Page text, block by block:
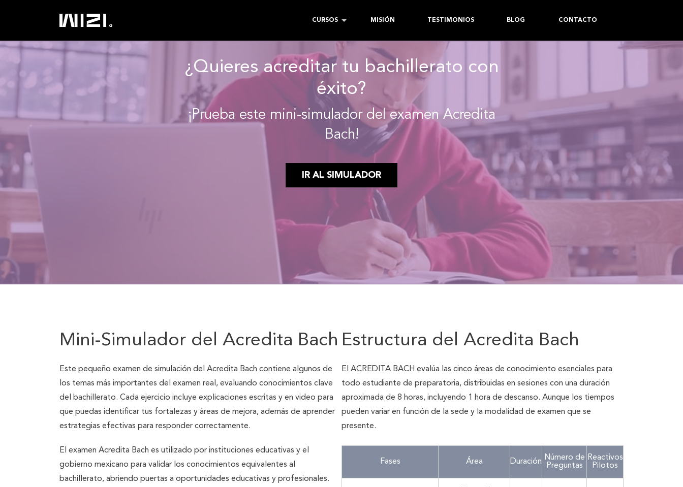
CURSOS MISIÓN TESTIMONIOS BLOG CONTACTO
¿Quieres acreditar tu bachillerato con
éxito?
¡Prueba este mini-simulador del examen Acredita
Bach!
IR AL SIMULADOR
Mini-Simulador del Acredita Bach
Este pequeño examen de simulación del Acredita Bach contiene algunos de
los temas más importantes del examen real, evaluando conocimientos clave
del bachillerato. Cada ejercicio incluye explicaciones escritas y en video para
que puedas identificar tus fortalezas y áreas de mejora, además de aprender
estrategias efectivas para responder correctamente.
El examen Acredita Bach es utilizado por instituciones educativas y el
gobierno mexicano para validar los conocimientos equivalentes al
bachillerato, abriendo puertas a oportunidades educativas y profesionales.
Estructura del Acredita Bach
El ACREDITA BACH evalúa las cinco áreas de conocimiento esenciales para
todo estudiante de preparatoria, distribuidas en sesiones con una duración
aproximada de 8 horas, incluyendo 1 hora de descanso. Aunque los tiempos
pueden variar en función de la sede y la modalidad de examen que se
presente.
Fases Área Duración Número de
Preguntas
Reactivos
Pilotos